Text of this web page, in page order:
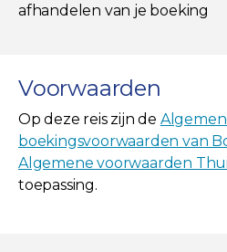
afhandelen van je boeking
Voorwaarden
Op deze reis zijn de
boekingsvoorwaarden van
Algemene voorwaarden
toepassing.